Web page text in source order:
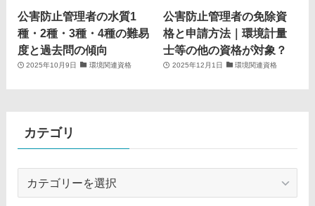
公害防止管理者の水質1
種・2種・3種・4種の難易
度と過去問の傾向
2025年10月9日 環境関連資格
公害防止管理者の免除資
格と申請方法｜環境計量
士等の他の資格が対象？
2025年12月1日 環境関連資格
カテゴリ